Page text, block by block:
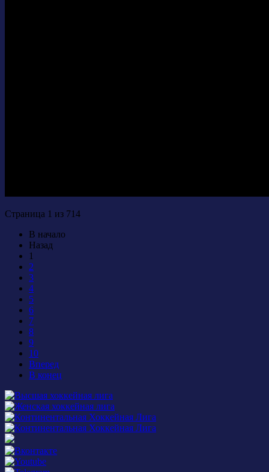
Страница 1 из 714
В начало
Назад
1
2
3
4
5
6
7
8
9
10
Вперед
В конец